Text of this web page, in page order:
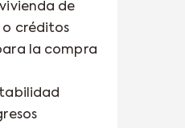
de
créditos
la compra